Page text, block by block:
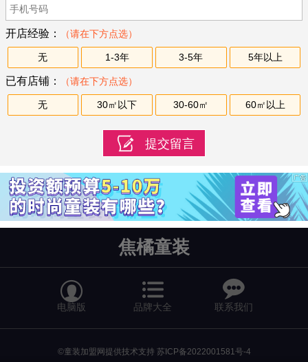
开店经验： （请在下方点选）
无 1-3年 3-5年 5年以上
已有店铺： （请在下方点选）
无 30㎡以下 30-60㎡ 60㎡以上
焦橘童装

电脑版 品牌大全

联系我们
©童装加盟网提供技术支持 苏ICP备2022001581号-4